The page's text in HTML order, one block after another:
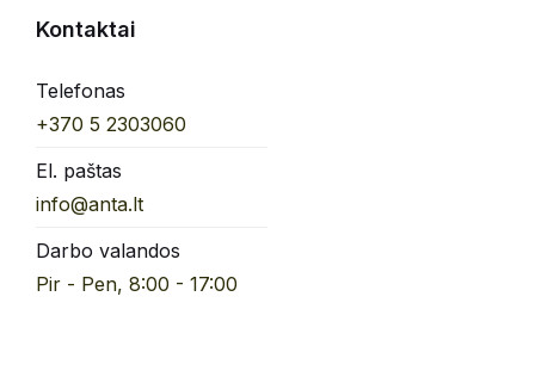
Kontaktai
Telefonas
+370 5 2303060
El. paštas
info@anta.lt
Darbo valandos
Pir - Pen, 8:00 - 17:00